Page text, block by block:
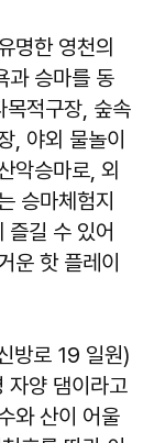
명한 영천의
과 승마를 동
목적구장, 숲속
, 야외 물놀이
악승마로, 외
승마체험지
즐길 수 있어
운 핫 플레이
방로 19 일원)
자양 댐이라고
와 산이 어울